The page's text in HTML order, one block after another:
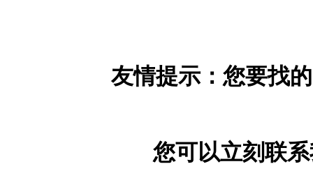
友情提示：您要找
您可以立刻联